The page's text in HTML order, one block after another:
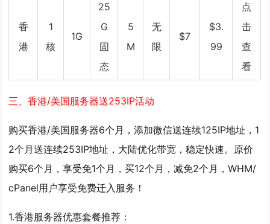
香
港
1
核
1G
25
G
固
态
5
M
无
限
$7
$3.
99
点
击
查
看
三、香港/美国服务器送253IP活动
购买香港/美国服务器6个月，添加微信送连续125IP地址，1
2个月送连续253IP地址，大陆优化带宽，稳定快速。原价
购买6个月，享受免1个月，买12个月，减免2个月，WHM/
cPanel用户享受免费迁入服务！
1.香港服务器优惠套餐推荐：